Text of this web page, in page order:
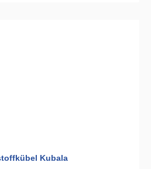
Kubala